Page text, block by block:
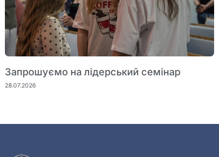
Запрошуємо на лідерський семінар
28.07.2026